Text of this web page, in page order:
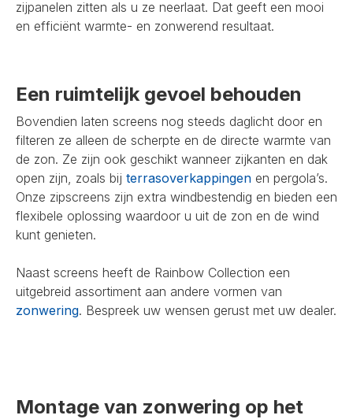
zijpanelen zitten als u ze neerlaat. Dat geeft een mooi
en efficiënt warmte- en zonwerend resultaat.
Een ruimtelijk gevoel behouden
Bovendien laten screens nog steeds daglicht door en
filteren ze alleen de scherpte en de directe warmte van
de zon. Ze zijn ook geschikt wanneer zijkanten en dak
open zijn, zoals bij terrasoverkappingen en pergola’s.
Onze zipscreens zijn extra windbestendig en bieden een
flexibele oplossing waardoor u uit de zon en de wind
kunt genieten.
Naast screens heeft de Rainbow Collection een
uitgebreid assortiment aan andere vormen van
zonwering. Bespreek uw wensen gerust met uw dealer.
Montage van zonwering op het